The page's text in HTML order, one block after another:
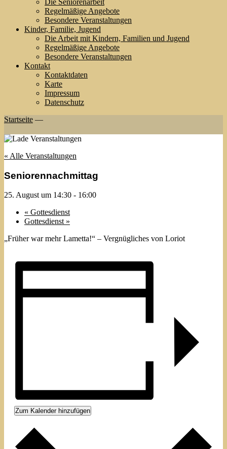
Regelmäßige Angebote
Besondere Veranstaltungen
Kinder, Familie, Jugend
Die Arbeit mit Kindern, Familien und Jugend
Regelmäßige Angebote
Besondere Veranstaltungen
Kontakt
Kontaktdaten
Karte
Impressum
Datenschutz
Startseite —
« Alle Veranstaltungen
Seniorennachmittag
25. August um 14:30 - 16:00
« Gottesdienst
Gottesdienst »
„Früher war mehr Lametta!“ – Vergnügliches von Loriot
Zum Kalender hinzufügen